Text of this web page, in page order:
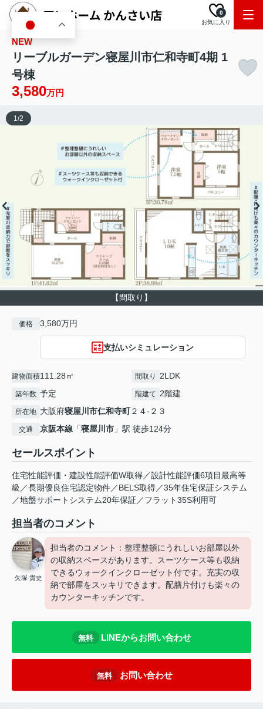
お気に入り
0
NEW
リーブルガーデン寝屋川市仁和寺町4期 1
号棟
3,580万円
【間取り】
1/2
価格 3,580万円
支払いシミュレーション
建物面積111.28㎡ 間取り 2LDK
築年数 予定 階建て 2階建
所在地 大阪府寝屋川市仁和寺町２４-２３
交通 京阪本線 「寝屋川市 」駅 徒歩124分
セールスポイント
住宅性能評価・建設性能評価W取得／設計性能評価6項目最高等
級／長期優良住宅認定物件／BELS取得／35年住宅保証システム
／地盤サポートシステム20年保証／フラット35S利用可
担当者のコメント
矢塚 貴史
担当者のコメント：整理整頓にうれしいお部屋以外
の収納スペースがあります。スーツケース等も収納
できるウォークインクローゼット付です。充実の収
納で部屋をスッキリできます。配膳片付けも楽々の
カウンターキッチンです。
無料 LINEからお問い合わせ
無料 お問い合わせ